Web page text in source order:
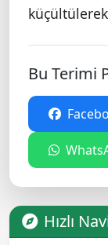
Bu Terimi
Hızlı